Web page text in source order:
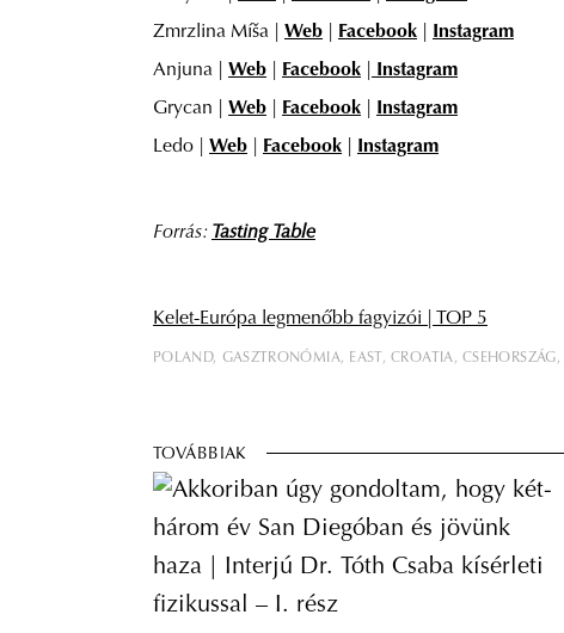
Zmrzlina Míša | Web Facebook
Instagram
Anjuna | Web Facebook
Instagram
Grycan | Web Facebook
Instagram
Ledo | Web Facebook Instagram
Forrás: Tasting Table
Kelet-Európa legmenőbb fagyizói | TOP 5
POLAND GASZTRONÓMIA EAST CROATIA CSEHORSZÁG
TOVÁBBIAK